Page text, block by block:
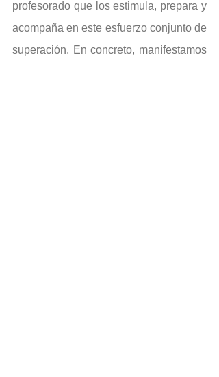
profesorado que los estimula, prepara y
acompaña en este esfuerzo conjunto de
superación. En concreto, manifestamos